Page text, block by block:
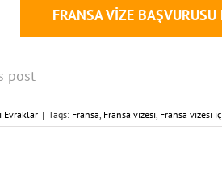
FRANSA VIZE
post
Evraklar | Tags: Fransa, Fransa vizesi, Fransa vizesi